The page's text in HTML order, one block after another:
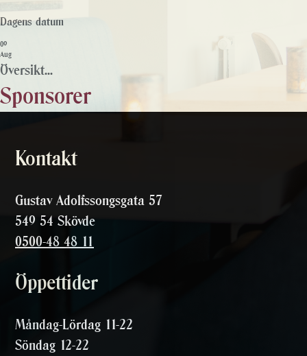
Dagens datum
09
Aug
Översikt...
Sponsorer
Kontakt
Gustav Adolfssongsgata 57
549 54 Skövde
0500-48 48 11
Öppettider
Måndag-Lördag 11-22
Söndag 12-22